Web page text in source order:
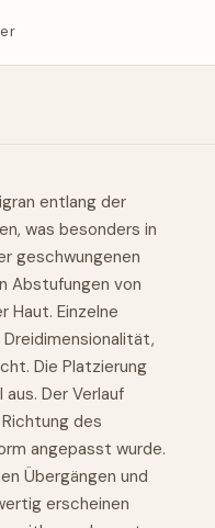
entlang der
was besonders in
geschwungenen
Abstufungen von
Haut. Einzelne
Die Platzierung
Der Verlauf
des
angepasst wurde.
Übergängen und
erscheinen